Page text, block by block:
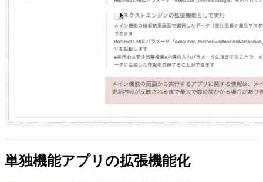
単独機能アプリの拡張機能化